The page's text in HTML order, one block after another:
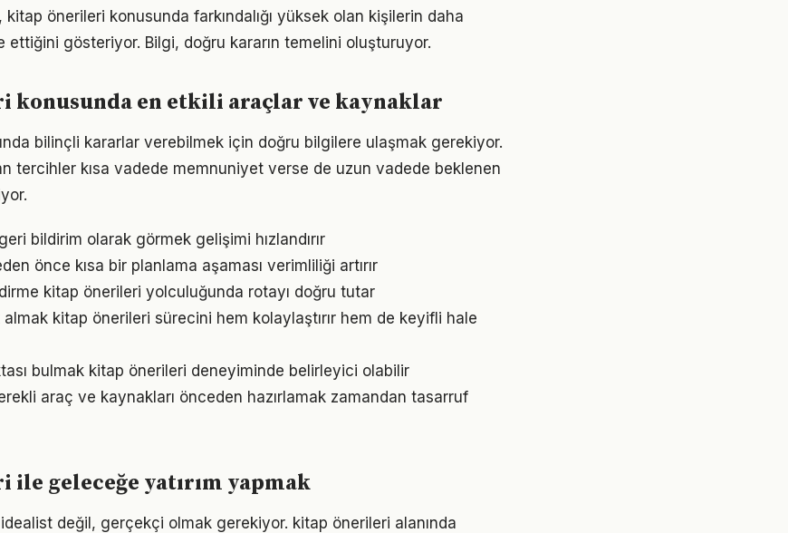
kitap önerileri konusunda farkındalığı yüksek olan kişilerin daha
ettiğini gösteriyor. Bilgi, doğru kararın temelini oluşturuyor.
konusunda en etkili araçlar ve kaynaklar
bilinçli kararlar verebilmek için doğru bilgilere ulaşmak gerekiyor.
tercihler kısa vadede memnuniyet verse de uzun vadede beklenen
geri bildirim olarak görmek gelişimi hızlandırır
önce kısa bir planlama aşaması verimliliği artırır
kitap önerileri yolculuğunda rotayı doğru tutar
kitap önerileri sürecini hem kolaylaştırır hem de keyifli hale
bulmak kitap önerileri deneyiminde belirleyici olabilir
araç ve kaynakları önceden hazırlamak zamandan tasarruf
geleceğe yatırım yapmak
değil, gerçekçi olmak gerekiyor. kitap önerileri alanında